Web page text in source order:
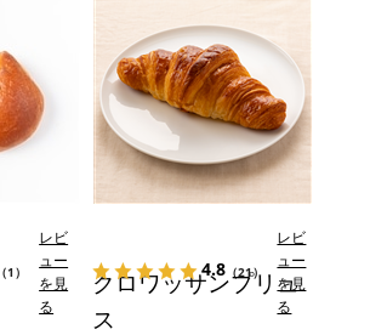
（1）
レビ
ュー
を見
る
クロワッサンプリュ
ス
4.8 （21）
レビ
ュー
を見
る